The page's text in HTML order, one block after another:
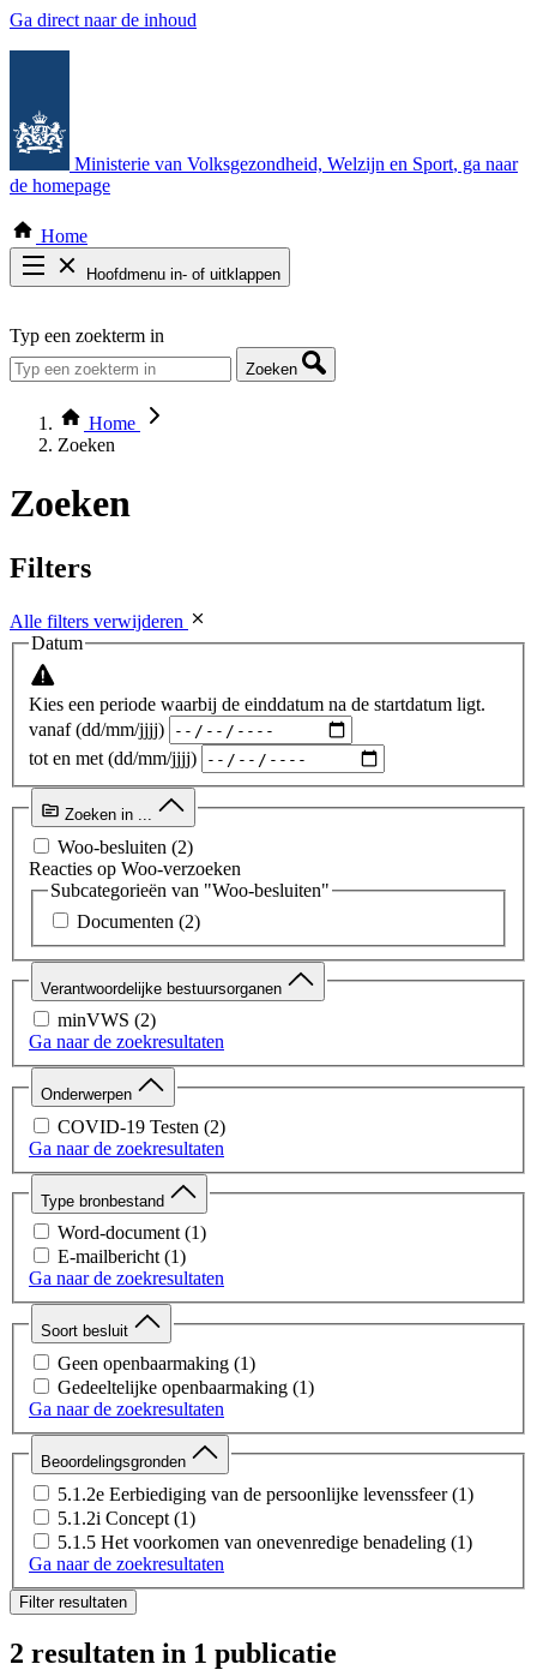
Ga direct naar de inhoud
Ministerie van Volksgezondheid, Welzijn en Sport, ga naar
de homepage
Home
Hoofdmenu in- of uitklappen
Thema COVID-19
Bekijk per bestuursorgaan
Typ een zoekterm in
Zoeken
Home
Zoeken
Zoeken
Filters
Alle filters verwijderen
Datum
Kies een periode waarbij de einddatum na de startdatum ligt.
vanaf (dd/mm/jjjj)
tot en met (dd/mm/jjjj)
Zoeken in ...
Woo-besluiten (2)
Reacties op Woo-verzoeken
Subcategorieën van "Woo-besluiten"
Documenten (2)
Verantwoordelijke bestuursorganen
minVWS (2)
Ga naar de zoekresultaten
Onderwerpen
COVID-19 Testen (2)
Ga naar de zoekresultaten
Type bronbestand
Word-document (1)
E-mailbericht (1)
Ga naar de zoekresultaten
Soort besluit
Geen openbaarmaking (1)
Gedeeltelijke openbaarmaking (1)
Ga naar de zoekresultaten
Beoordelingsgronden
5.1.2e Eerbiediging van de persoonlijke levenssfeer (1)
5.1.2i Concept (1)
5.1.5 Het voorkomen van onevenredige benadeling (1)
Ga naar de zoekresultaten
Filter resultaten
2 resultaten in 1 publicatie